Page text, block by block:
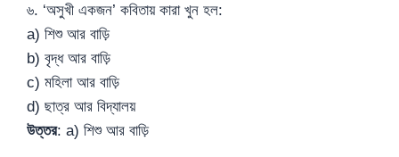
৬. ‘অসুখী একজন’ কবিতায় কারা খুন হল:
a) শিশু আর বাড়ি
b) বৃদ্ধ আর বাড়ি
c) মহিলা আর বাড়ি
d) ছাত্র আর বিদ্যালয়
উত্তর: a) শিশু আর বাড়ি